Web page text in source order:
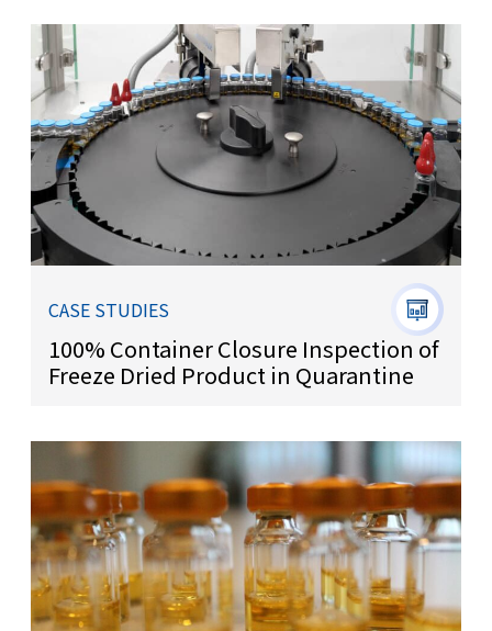
CASE STUDIES
100% Container Closure Inspection of
Freeze Dried Product in Quarantine